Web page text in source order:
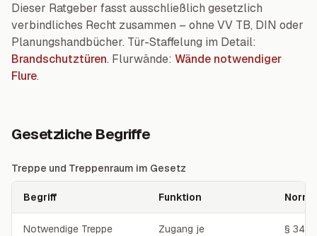
Dieser Ratgeber fasst ausschließlich gesetzlich
verbindliches Recht zusammen – ohne VV TB, DIN oder
Planungshandbücher. Tür-Staffelung im Detail:
Brandschutztüren. Flurwände: Wände notwendiger
Flure.
Gesetzliche Begriffe
Treppe und Treppenraum im Gesetz
Begriff Funktion Norm
Notwendige Treppe
Zugang je
§ 34